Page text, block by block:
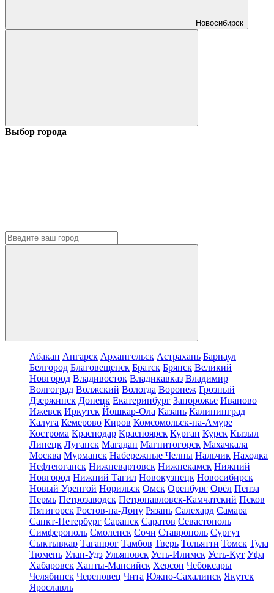
Новосибирск
Выбор города
Абакан Ангарск Архангельск Астрахань Барнаул
Белгород Благовещенск Братск Брянск Великий
Новгород Владивосток Владикавказ Владимир
Волгоград Волжский Вологда Воронеж Грозный
Дзержинск Донецк Екатеринбург Запорожье Иваново
Ижевск Иркутск Йошкар-Ола Казань Калининград
Калуга Кемерово Киров Комсомольск-на-Амуре
Кострома Краснодар Красноярск Курган Курск Кызыл
Липецк Луганск Магадан Магнитогорск Махачкала
Москва Мурманск Набережные Челны Нальчик Находка
Нефтеюганск Нижневартовск Нижнекамск Нижний
Новгород Нижний Тагил Новокузнецк Новосибирск
Новый Уренгой Норильск Омск Оренбург Орёл Пенза
Пермь Петрозаводск Петропавловск-Камчатский Псков
Пятигорск Ростов-на-Дону Рязань Салехард Самара
Санкт-Петербург Саранск Саратов Севастополь
Симферополь Смоленск Сочи Ставрополь Сургут
Сыктывкар Таганрог Тамбов Тверь Тольятти Томск Тула
Тюмень Улан-Удэ Ульяновск Усть-Илимск Усть-Кут Уфа
Хабаровск Ханты-Мансийск Херсон Чебоксары
Челябинск Череповец Чита Южно-Сахалинск Якутск
Ярославль